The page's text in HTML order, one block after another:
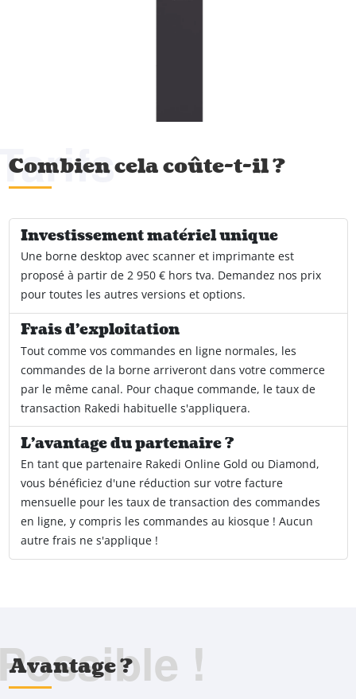
Combien cela coûte-t-il ?
Investissement matériel unique
Une borne desktop avec scanner et imprimante est
proposé à partir de 2 950 € hors tva. Demandez nos prix
pour toutes les autres versions et options.
Frais d'exploitation
Tout comme vos commandes en ligne normales, les
commandes de la borne arriveront dans votre commerce
par le même canal. Pour chaque commande, le taux de
transaction Rakedi habituelle s'appliquera.
L'avantage du partenaire ?
En tant que partenaire Rakedi Online Gold ou Diamond,
vous bénéficiez d'une réduction sur votre facture
mensuelle pour les taux de transaction des commandes
en ligne, y compris les commandes au kiosque ! Aucun
autre frais ne s'applique !
Avantage ? !